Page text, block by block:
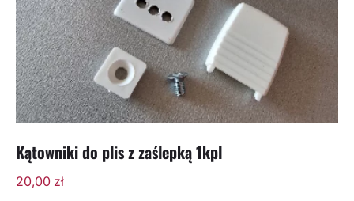
Kątowniki do plis z zaślepką 1kpl
20,00 zł